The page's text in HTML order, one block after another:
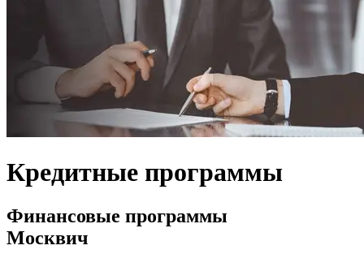
Кредитные программы
Финансовые программы
Москвич